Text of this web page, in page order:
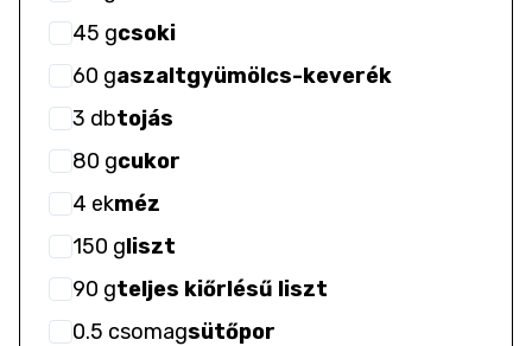
45 gcsoki
60 gaszaltgyümölcs-keverék
3 dbtojás
80 gcukor
4 ekméz
150 gliszt
90 gteljes kiőrlésű liszt
0.5 csomagsütőpor